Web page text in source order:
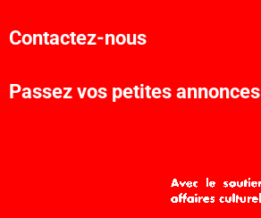
Contactez-nous
Passez vos petites annonces